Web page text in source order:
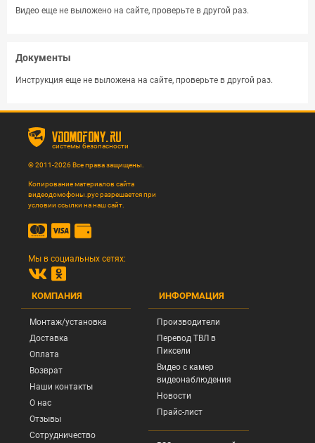
Видео еще не выложено на сайте, проверьте в другой раз.
Документы
Инструкция еще не выложена на сайте, проверьте в другой раз.
vdomofony.ru
системы безопасности
© 2011-2026 Все права защищены.
Копирование материалов сайта
видеодомофоны.рус разрешается при
условии ссылки на наш сайт.
Мы в социальных сетях:
КОМПАНИЯ
Монтаж/установка
Доставка
Оплата
Возврат
Наши контакты
О нас
Отзывы
Сотрудничество
ИНФОРМАЦИЯ
Производители
Перевод ТВЛ в
Пиксели
Видео с камер
видеонаблюдения
Новости
Прайс-лист